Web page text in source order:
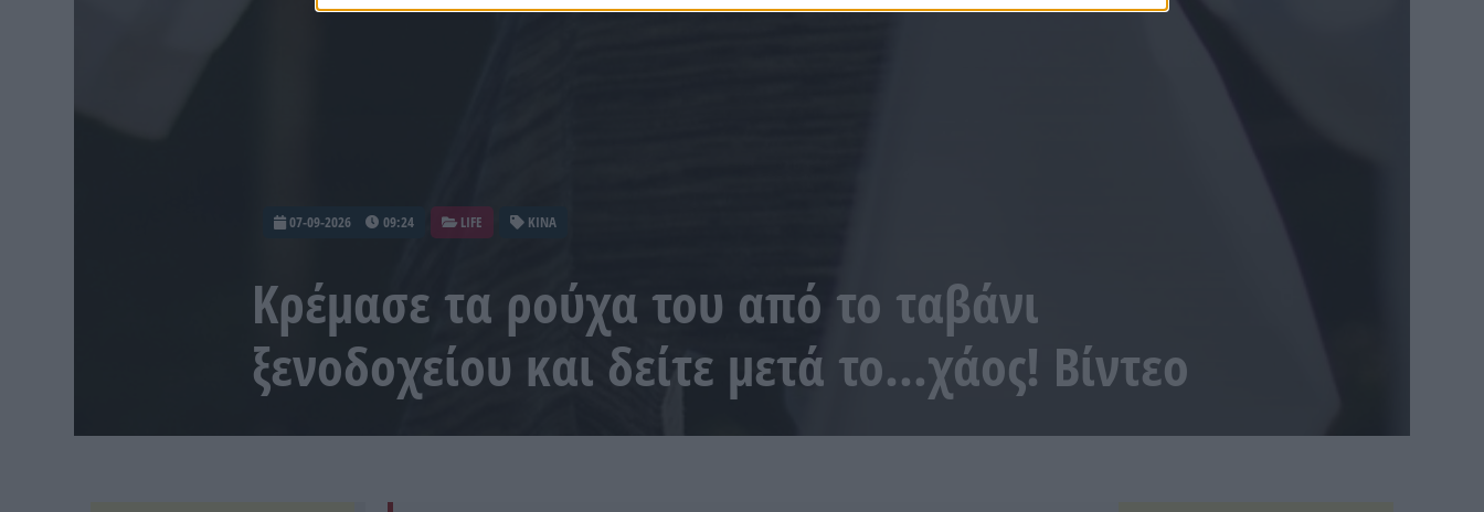
07-09-2026 09:24 LIFE ΚΙΝΑ
Κρέμασε τα ρούχα του από το ταβάνι
ξενοδοχείου και δείτε μετά το…χάος! Βίντεο